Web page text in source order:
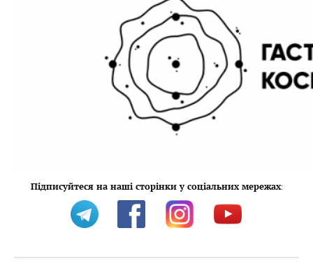
Підписуйтеся на наші сторінки у соціальних мережах: